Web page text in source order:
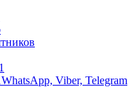
WhatsApp, Viber, Telegram